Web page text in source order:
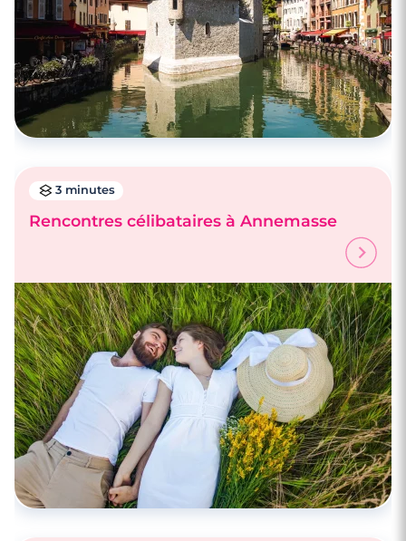
Rencontrez des célibataires au Mans
4 minutes
Rencontrez des célibataires à Nancy
3 minutes
Rencontres célibataires à Annemasse